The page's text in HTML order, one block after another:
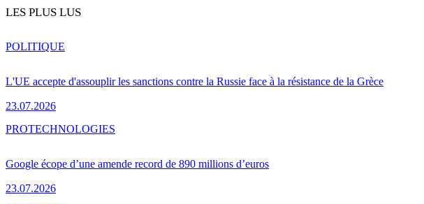
LES PLUS LUS
L'UE accepte d'assouplir les sanctions contre la Russie face à la résistance de la Grèce
23.07.2026
POLITIQUE
Google écope d’une amende record de 890 millions d’euros
23.07.2026
PROTECHNOLOGIES